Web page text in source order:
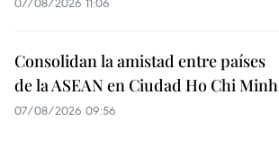
Consolidan la amistad entre países
de la ASEAN en Ciudad Ho Chi Minh
07/08/2026 09:56